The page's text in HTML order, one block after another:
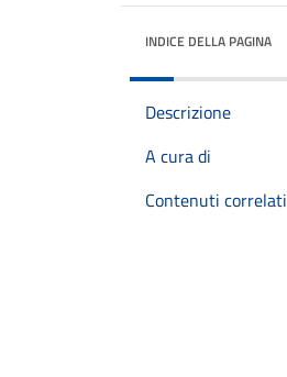
INDICE DELLA PAGINA
Descrizione
A cura di
Contenuti correlati